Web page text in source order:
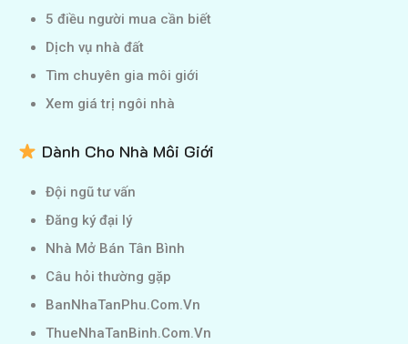
5 điều người mua cần biết
Dịch vụ nhà đất
Tìm chuyên gia môi giới
Xem giá trị ngôi nhà
Dành Cho Nhà Môi Giới
Đội ngũ tư vấn
Đăng ký đại lý
Nhà Mở Bán Tân Bình
Câu hỏi thường gặp
BanNhaTanPhu.Com.Vn
ThueNhaTanBinh.Com.Vn